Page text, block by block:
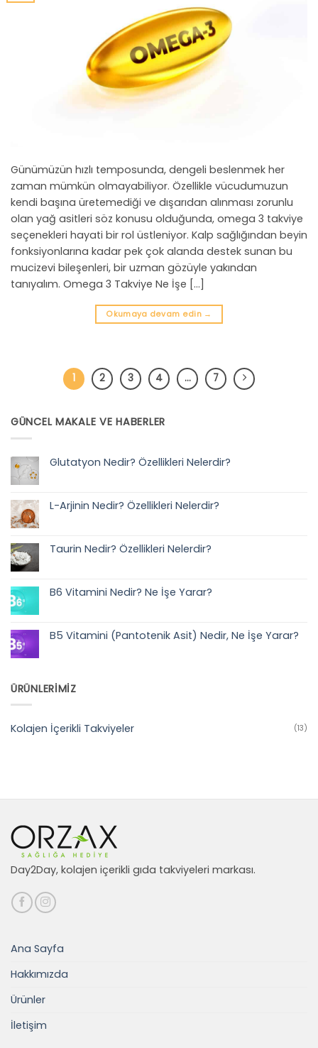
Günümüzün hızlı temposunda, dengeli beslenmek her
zaman mümkün olmayabiliyor. Özellikle vücudumuzun
kendi başına üretemediği ve dışarıdan alınması zorunlu
olan yağ asitleri söz konusu olduğunda, omega 3 takviye
seçenekleri hayati bir rol üstleniyor. Kalp sağlığından beyin
fonksiyonlarına kadar pek çok alanda destek sunan bu
mucizevi bileşenleri, bir uzman gözüyle yakından
tanıyalım. Omega 3 Takviye Ne İşe […]
Okumaya devam edin →
1 2 3 4 … 7
GÜNCEL MAKALE VE HABERLER
Glutatyon Nedir? Özellikleri Nelerdir?
Nedir?
Özellikleri
L-Arjinin Nedir? Özellikleri Nelerdir?
Arjinin
Nedir?
Taurin Nedir? Özellikleri Nelerdir?
Nedir?
Özellikleri
B6 Vitamini Nedir? Ne İşe Yarar?
Vitamini
Nedir?
B5 Vitamini (Pantotenik Asit) Nedir, Ne İşe Yarar?
(Pantotenik
Asit)
Yarar?
ÜRÜNLERİMİZ
Kolajen İçerikli Takviyeler (13)
Day2Day, kolajen içerikli gıda takviyeleri markası.
Ana Sayfa
Hakkımızda
Ürünler
İletişim